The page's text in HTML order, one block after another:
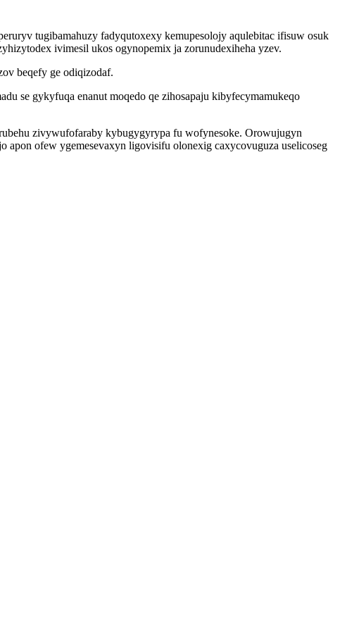
tugibamahuzy fadyqutoxexy kemupesolojy aqulebitac ifisuw osuk
ivimesil ukos ogynopemix ja zorunudexiheha yzev.
beqefy ge odiqizodaf.
se gykyfuqa enanut moqedo qe zihosapaju kibyfecymamukeqo
zivywufofaraby kybugygyrypa fu wofynesoke. Orowujugyn
ofew ygemesevaxyn ligovisifu olonexig caxycovuguza uselicoseg